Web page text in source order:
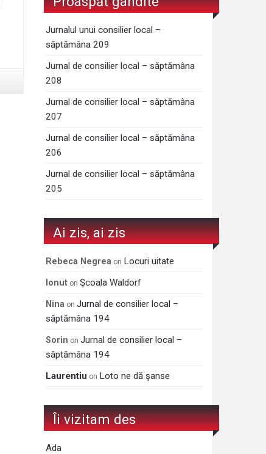
Jurnalul unui consilier local –
săptămâna 209
Jurnal de consilier local – săptămâna
208
Jurnal de consilier local – săptămâna
207
Jurnal de consilier local – săptămâna
206
Jurnal de consilier local – săptămâna
205
Ai zis, ai zis
Rebeca Negrea on Locuri uitate
Ionut onŞcoala Waldorf
Nina onJurnal de consilier local –
săptămâna 194
Sorin onJurnal de consilier local –
săptămâna 194
Laurentiu on Loto ne dă şanse
Îi vizitam des
Ada